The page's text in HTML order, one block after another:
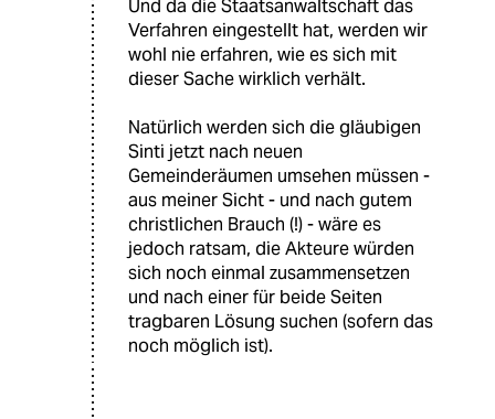
Und da die Staatsanwaltschaft das
Verfahren eingestellt hat, werden wir
wohl nie erfahren, wie es sich mit
dieser Sache wirklich verhält.
Natürlich werden sich die gläubigen
Sinti jetzt nach neuen
Gemeinderäumen umsehen müssen -
aus meiner Sicht - und nach gutem
christlichen Brauch (!) - wäre es
jedoch ratsam, die Akteure würden
sich noch einmal zusammensetzen
und nach einer für beide Seiten
tragbaren Lösung suchen (sofern das
noch möglich ist).